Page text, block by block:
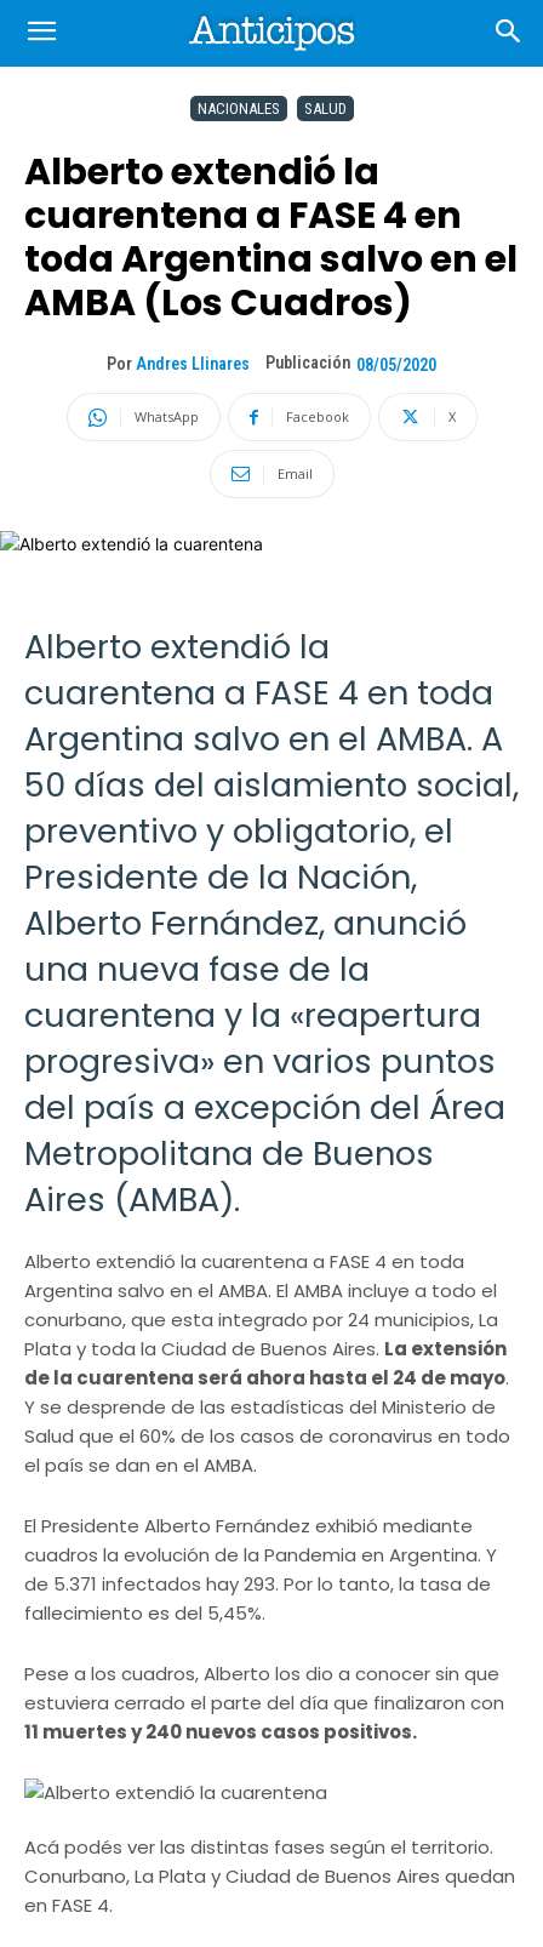
NACIONALES SALUD
Alberto extendió la
cuarentena a FASE 4 en
toda Argentina salvo en el
AMBA (Los Cuadros)
Por Andres Llinares Publicación 08/05/2020
WhatsApp Facebook X
Email
Alberto extendió la
cuarentena a FASE 4 en toda
Argentina salvo en el AMBA. A
50 días del aislamiento social,
preventivo y obligatorio, el
Presidente de la Nación,
Alberto Fernández, anunció
una nueva fase de la
cuarentena y la «reapertura
progresiva» en varios puntos
del país a excepción del Área
Metropolitana de Buenos
Aires (AMBA).
Alberto extendió la cuarentena a FASE 4 en toda
Argentina salvo en el AMBA. El AMBA incluye a todo el
conurbano, que esta integrado por 24 municipios, La
Plata y toda la Ciudad de Buenos Aires. La extensión
de la cuarentena será ahora hasta el 24 de mayo.
Y se desprende de las estadísticas del Ministerio de
Salud que el 60% de los casos de coronavirus en todo
el país se dan en el AMBA.
El Presidente Alberto Fernández exhibió mediante
cuadros la evolución de la Pandemia en Argentina. Y
de 5.371 infectados hay 293. Por lo tanto, la tasa de
fallecimiento es del 5,45%.
Pese a los cuadros, Alberto los dio a conocer sin que
estuviera cerrado el parte del día que finalizaron con
11 muertes y 240 nuevos casos positivos.
Acá podés ver las distintas fases según el territorio.
Conurbano, La Plata y Ciudad de Buenos Aires quedan
en FASE 4.